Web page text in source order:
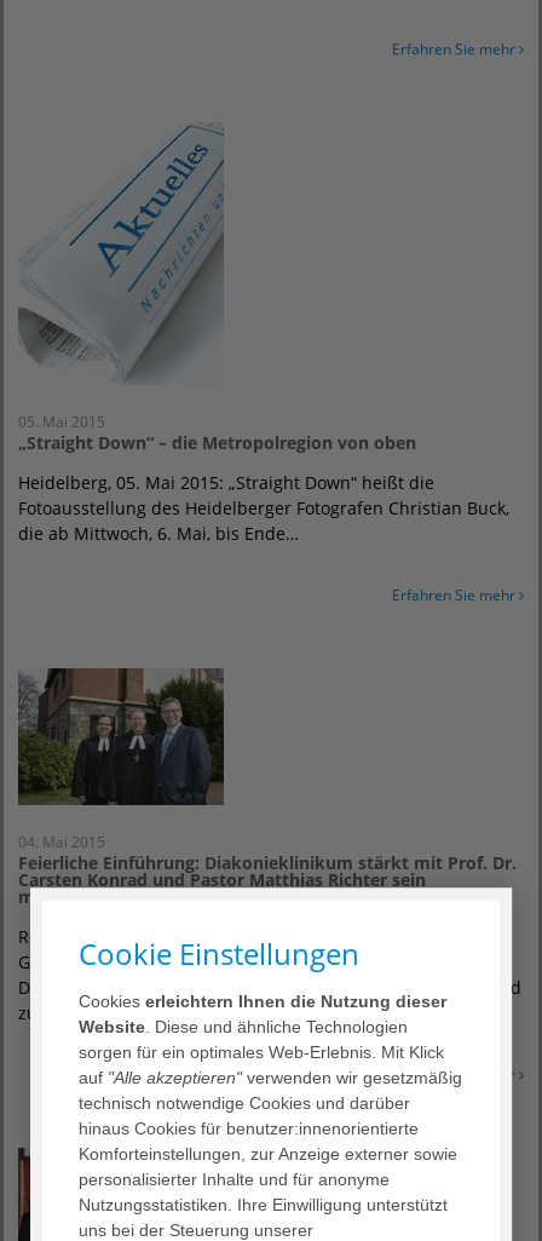
Erfahren Sie mehr
05. Mai 2015
„Straight Down“ – die Metropolregion von oben
Heidelberg, 05. Mai 2015: „Straight Down“ heißt die
Fotoausstellung des Heidelberger Fotografen Christian Buck,
die ab Mittwoch, 6. Mai, bis Ende…
Erfahren Sie mehr
04. Mai 2015
Feierliche Einführung: Diakonieklinikum stärkt mit Prof. Dr.
Carsten Konrad und Pastor Matthias Richter sein
medizinisches und christliches Profil
Rotenburg (Wümme), 04. Mai 2015 – Die
Gesellschafterversammlung des AGAPLESION
DIAKONIEKLINIKUM ROTENBURG hat Prof. Dr. Carsten Konrad
zum…
Erfahren Sie mehr
Cookie Einstellungen
Cookieserleichtern Ihnen die Nutzung dieser
Website . Diese und ähnliche Technologien
sorgen für ein optimales Web-Erlebnis. Mit Klick
auf "Alle akzeptieren"verwenden wir gesetzmäßig
technisch notwendige Cookies und darüber
hinaus Cookies für benutzer:innenorientierte
Komforteinstellungen, zur Anzeige externer sowie
personalisierter Inhalte und für anonyme
Nutzungsstatistiken. Ihre Einwilligung unterstützt
uns bei der Steuerung unserer